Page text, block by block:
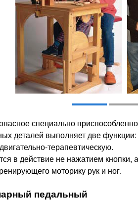
специально
деталей выполняет две
терапевтическую.
в действие не нажатием кнопки,
моторику рук и ног.
педальный